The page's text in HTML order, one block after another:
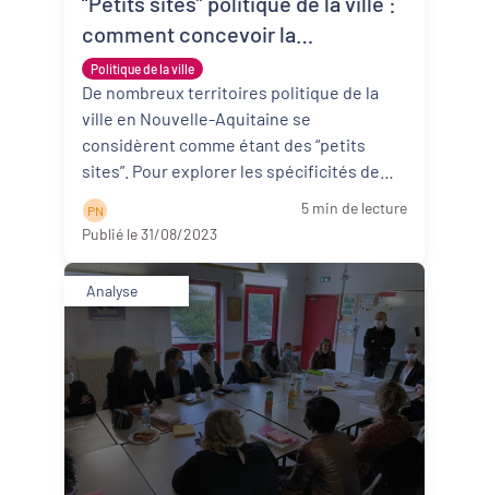
Politique de la ville
comment concevoir la
gouvernance d’un contrat de ville
?
De nombreux territoires politique de la
ville en Nouvelle-Aquitaine se
considèrent comme étant des “petits
sites”. Pour explorer les spécificités de
P N
5 min de lecture
Publié le 31/08/2023
Analyse